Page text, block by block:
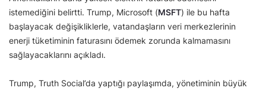
istemediğini belirtti. Trump, Microsoft (MSFT) ile bu hafta
başlayacak değişikliklerle, vatandaşların veri merkezlerinin
enerji tüketiminin faturasını ödemek zorunda kalmamasını
sağlayacaklarını açıkladı.
Trump, Truth Social’da yaptığı paylaşımda, yönetiminin büyük